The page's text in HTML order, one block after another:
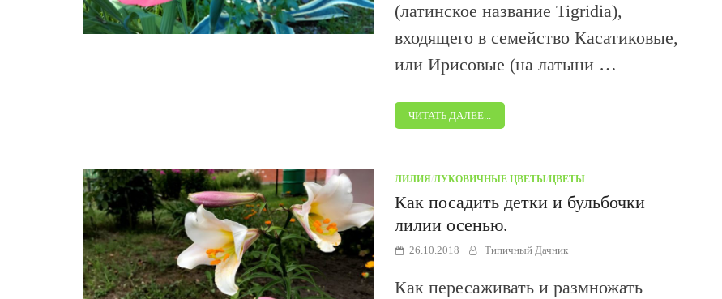
(латинское название Tigridia),
входящего в семейство Касатиковые,
или Ирисовые (на латыни …
ЧИТАТЬ ДАЛЕЕ...
ЛИЛИЯ ЛУКОВИЧНЫЕ ЦВЕТЫ ЦВЕТЫ
Как посадить детки и бульбочки
лилии осенью.
26.10.2018 Типичный Дачник
Как пересаживать и размножать